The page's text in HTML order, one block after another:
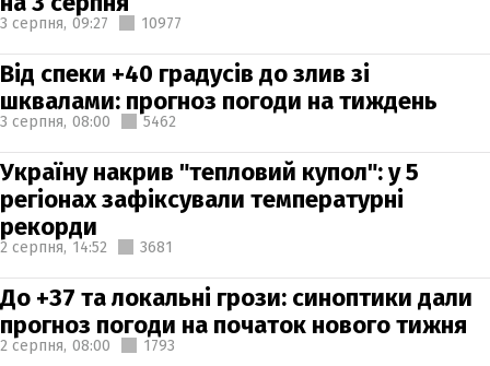
3 серпня, 09:27 10977
Від спеки +40 градусів до злив зі
шквалами: прогноз погоди на тиждень
3 серпня, 08:00 5462
Україну накрив "тепловий купол": у 5
регіонах зафіксували температурні
рекорди
2 серпня, 14:52 3681
До +37 та локальні грози: синоптики дали
прогноз погоди на початок нового тижня
2 серпня, 08:00 1793